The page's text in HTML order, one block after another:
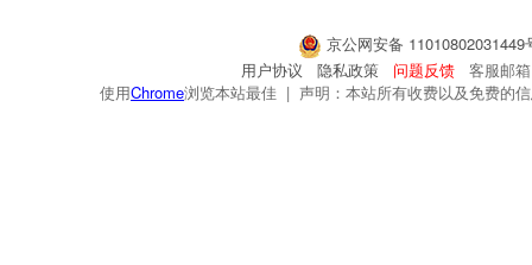
京公网安备
用户协议
隐私政策 问题反馈
客服邮
使用Chrome浏览本站最佳 | 声明：本站所有收费以及免费的